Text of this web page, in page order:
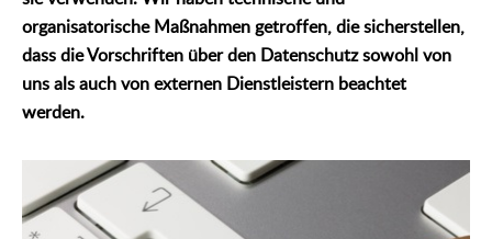
organisatorische Maßnahmen getroffen, die sicherstellen,
dass die Vorschriften über den Datenschutz sowohl von
uns als auch von externen Dienstleistern beachtet
werden.